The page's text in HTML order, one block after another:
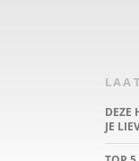
DEZE
JE